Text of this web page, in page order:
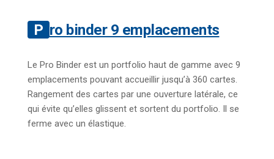
Pro binder 9 emplacements
Le Pro Binder est un portfolio haut de gamme avec 9
emplacements pouvant accueillir jusqu’à 360 cartes.
Rangement des cartes par une ouverture latérale, ce
qui évite qu’elles glissent et sortent du portfolio. Il se
ferme avec un élastique.